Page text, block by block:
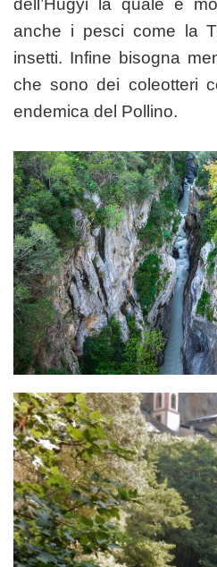
anche i pesci come la
insetti. Infine bisogna
che sono dei coleotteri
endemica del Pollino.